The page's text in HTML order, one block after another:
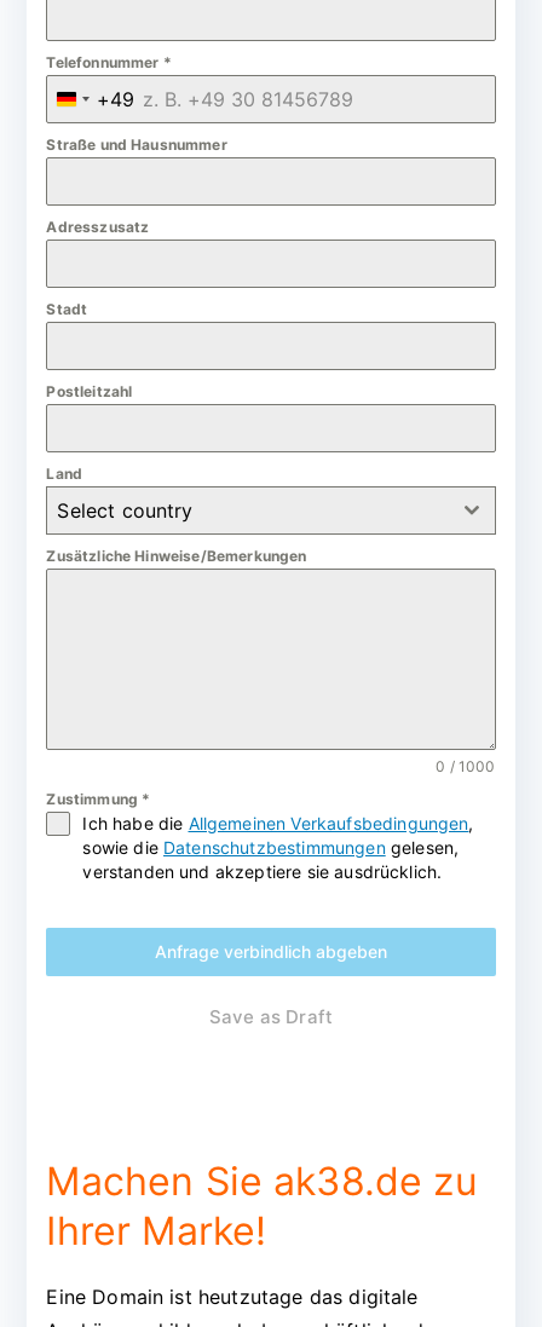
Telefonnummer *
G
e
m
a
y
+49
Straße und Hausnummer
Adresszusatz
Stadt
Postleitzahl
Land
Select country
Zusätzliche Hinweise/Bemerkungen
0 / 1000
Zustimmung *
Ich habe die Allgemeinen Verkaufsbedingungen,
sowie die Datenschutzbestimmungengelesen,
verstanden und akzeptiere sie ausdrücklich.
Anfrage verbindlich abgeben
Save as Draft
Machen Sie ak38.de zu
Ihrer Marke!
Eine Domain ist heutzutage das digitale